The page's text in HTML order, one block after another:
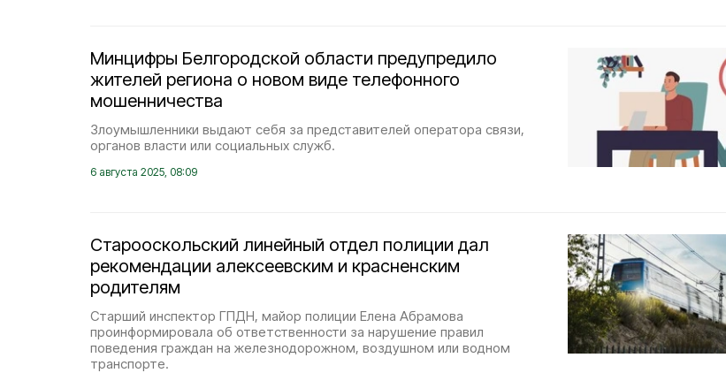
Минцифры Белгородской области предупредило
жителей региона о новом виде телефонного
мошенничества
Злоумышленники выдают себя за представителей оператора связи,
органов власти или социальных служб.
6 августа 2025, 08:09
Старооскольский линейный отдел полиции дал
рекомендации алексеевским и красненским
родителям
Старший инспектор ГПДН, майор полиции Елена Абрамова
проинформировала об ответственности за нарушение правил
поведения граждан на железнодорожном, воздушном или водном
транспорте.